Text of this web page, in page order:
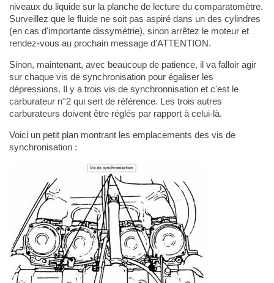
niveaux du liquide sur la planche de lecture du comparatomètre.
Surveillez que le fluide ne soit pas aspiré dans un des cylindres
(en cas d'importante dissymétrie), sinon arrêtez le moteur et
rendez-vous au prochain message d'ATTENTION.
Sinon, maintenant, avec beaucoup de patience, il va falloir agir
sur chaque vis de synchronisation pour égaliser les
dépressions. Il y a trois vis de synchronnisation et c'est le
carburateur n°2 qui sert de référence. Les trois autres
carburateurs doivent être réglés par rapport à celui-là.
Voici un petit plan montrant les emplacements des vis de
synchronisation :